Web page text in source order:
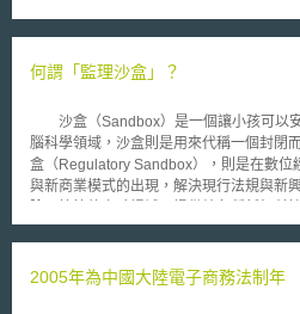
如太陽能與風力發電，便於日後將所生產
Remedies For Standards-Essential
2022年2月4日。2021政策宣言草案係在
法之政策宣言」（Policy Statement On
Essential Patents Subject To Voluntary
政策宣言）之要求。 2021政策宣言草案揭示了兩大重點： （一）改變
SEP被侵害時，對禁制令（injunction）之核發態度 2021
補（irreparable）的損害；（2）目前法律
何謂「監理沙盒」？
沙盒（Sandbox）是一個讓小孩可以
腦科學領域，沙盒則是用來代稱一個封閉
盒（Regulatory Sandbox），則是在數位
與新商業模式的出現，解決現行法規與新
及商業模式的環境。 在監理沙盒當中，業者將暫時享有法規與相關責
商業模式。透過在測試過程中與監管者（
2005年為中國大陸電子商務法制年